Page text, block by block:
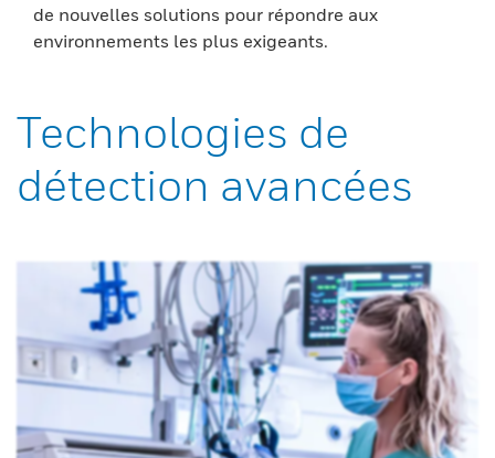
de nouvelles solutions pour répondre aux
environnements les plus exigeants.
Technologies de
détection avancées